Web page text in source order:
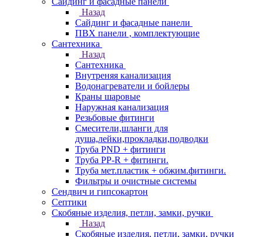
Назад
Сайдинг и фасадные панели
ПВХ панели , комплектующие
Сантехника
Назад
Сантехника
Внутреняя канализация
Водонагреватели и бойлеры
Краны шаровые
Наружная канализация
Резьбовые фитинги
Смесители,шланги для
душа,лейки,прокладки,подводки
Труба PND + фитинги
Труба PP-R + фитинги.
Труба мет.пластик + обжим.фитинги.
Фильтры и очистные системы
Сендвич и гипсокартон
Септики
Скобяные изделия, петли, замки, ручки
Назад
Скобяные изделия, петли, замки, ручки